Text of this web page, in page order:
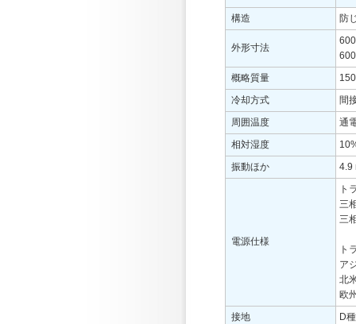
構造 防
外形寸法
概略質量
冷却方式
間
周囲温度
通
相対湿度
振動ほか
4.9
電源仕様
ト
三
三
ト
ア
北
欧
接地
D